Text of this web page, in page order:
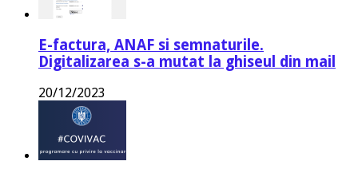
E-factura, ANAF si semnaturile.
Digitalizarea s-a mutat la ghiseul din mail
20/12/2023